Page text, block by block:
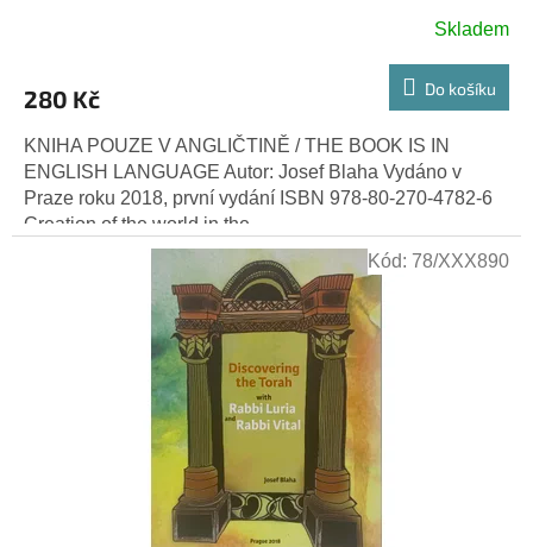
Skladem
280 Kč Do košíku
KNIHA POUZE V ANGLIČTINĚ / THE BOOK IS IN
ENGLISH LANGUAGE Autor: Josef Blaha Vydáno v
Praze roku 2018, první vydání ISBN 978-80-270-4782-6
Creation of the world in the...
Kód: 78/XXX890